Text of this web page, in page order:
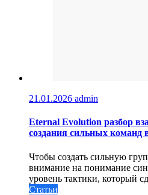
21.01.2026 admin
Eternal Evolution разбор
создания сильных команд
Чтобы создать сильную
внимание на понимание
уровень тактики, который
Статьи